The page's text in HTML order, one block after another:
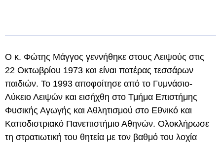
Ο κ. Φώτης Μάγγος γεννήθηκε στους Λειψούς στις
22 Οκτωβρίου 1973 και είναι πατέρας τεσσάρων
παιδιών. Το 1993 αποφοίτησε από το Γυμνάσιο-
Λύκειο Λειψών και εισήχθη στο Τμήμα Επιστήμης
Φυσικής Αγωγής και Αθλητισμού στο Εθνικό και
Καποδιστριακό Πανεπιστήμιο Αθηνών. Ολοκλήρωσε
τη στρατιωτική του θητεία με τον βαθμό του λοχία